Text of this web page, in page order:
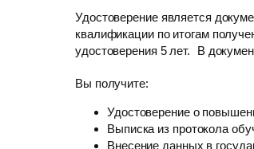
Удостоверение является
квалификации по итогам
удостоверения 5 лет. В
Вы получите:
Удостоверение о
Выписка из протокола
Внесение данных в